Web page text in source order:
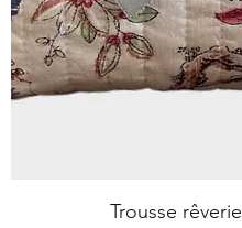
Trousse rêverie